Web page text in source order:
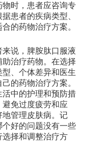
时，患者应咨询专
患者的疾病类型、
的药物治疗方案。
说，脾胺肽口服液
治疗药物。在选择
、个体差异和医生
的药物治疗方案。
中的护理和预防措
免过度疲劳和应
管理皮肤病。记
好的问题没有一些
择和调整治疗方